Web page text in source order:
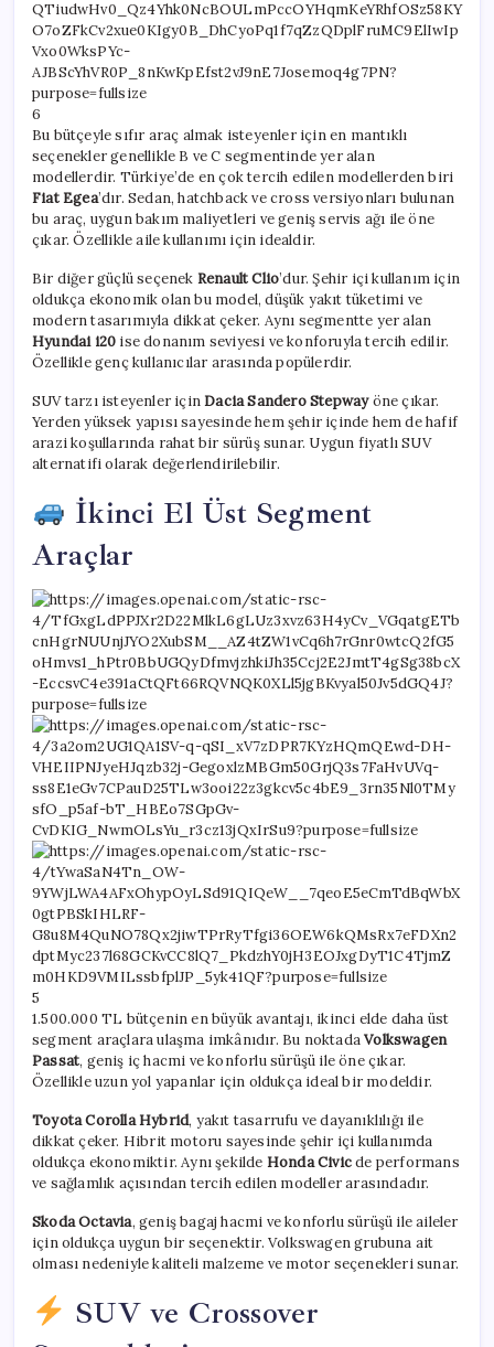
6
Bu bütçeyle sıfır araç almak isteyenler için en mantıklı
seçenekler genellikle B ve C segmentinde yer alan
modellerdir. Türkiye’de en çok tercih edilen modellerden biri
Fiat Egea’dır. Sedan, hatchback ve cross versiyonları bulunan
bu araç, uygun bakım maliyetleri ve geniş servis ağı ile öne
çıkar. Özellikle aile kullanımı için idealdir.
Bir diğer güçlü seçenek Renault Clio’dur. Şehir içi kullanım için
oldukça ekonomik olan bu model, düşük yakıt tüketimi ve
modern tasarımıyla dikkat çeker. Aynı segmentte yer alan
Hyundai i20 ise donanım seviyesi ve konforuyla tercih edilir.
Özellikle genç kullanıcılar arasında popülerdir.
SUV tarzı isteyenler içinDacia Sandero Stepwayöne çıkar.
Yerden yüksek yapısı sayesinde hem şehir içinde hem de hafif
arazi koşullarında rahat bir sürüş sunar. Uygun fiyatlı SUV
alternatifi olarak değerlendirilebilir.
İkinci El Üst Segment
Araçlar
5
1.500.000 TL bütçenin en büyük avantajı, ikinci elde daha üst
segment araçlara ulaşma imkânıdır. Bu noktadaVolkswagen
Passat, geniş iç hacmi ve konforlu sürüşü ile öne çıkar.
Özellikle uzun yol yapanlar için oldukça ideal bir modeldir.
Toyota Corolla Hybrid, yakıt tasarrufu ve dayanıklılığı ile
dikkat çeker. Hibrit motoru sayesinde şehir içi kullanımda
oldukça ekonomiktir. Aynı şekilde Honda Civicde performans
ve sağlamlık açısından tercih edilen modeller arasındadır.
Skoda Octavia, geniş bagaj hacmi ve konforlu sürüşü ile aileler
için oldukça uygun bir seçenektir. Volkswagen grubuna ait
olması nedeniyle kaliteli malzeme ve motor seçenekleri sunar.
SUV ve Crossover